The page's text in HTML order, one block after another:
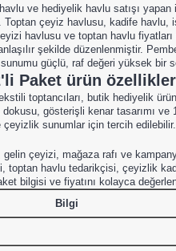
ve hediyelik havlu satışı yapan
Toptan çeyiz havlusu, kadife havlu,
havlusu ve toptan havlu fiyatları
şekilde düzenlenmiştir.
güçlü, raf değeri yüksek bir
Paket ürün
toptancıları, butik hediyelik ürün
gösterişli kenar tasarımı ve
çeyizlik sunumlar için tercih edilebilir.
çeyizi, mağaza rafı ve
toptan havlu tedarikçisi, çeyizlik
bilgisi ve fiyatını kolayca
Bilgi